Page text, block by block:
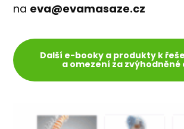
na eva@evamasaze.cz
Další e-booky a produkty k
a omezení za zvýhodněné